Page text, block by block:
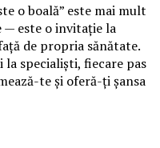
o boală” este mai mult
— este o invitație la
de propria sănătate.
specialiști, fiecare pas
te și oferă-ți șansa